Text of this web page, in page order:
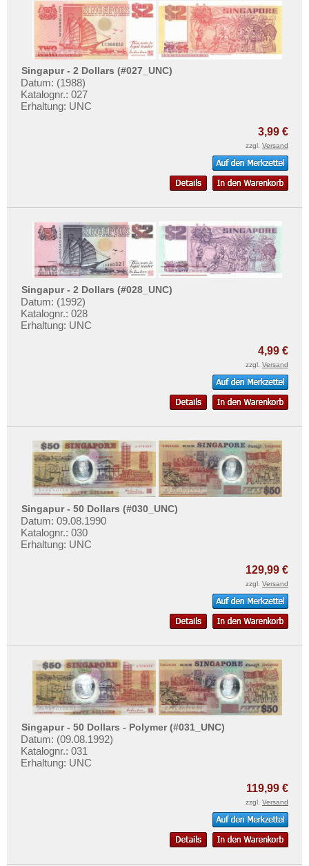
Singapur - 2 Dollars (#027_UNC)
Datum: (1988)
Katalognr.: 027
Erhaltung: UNC
3,99 €
zzgl. Versand
Singapur - 2 Dollars (#028_UNC)
Datum: (1992)
Katalognr.: 028
Erhaltung: UNC
4,99 €
zzgl. Versand
Singapur - 50 Dollars (#030_UNC)
Datum: 09.08.1990
Katalognr.: 030
Erhaltung: UNC
129,99 €
zzgl. Versand
Singapur - 50 Dollars - Polymer (#031_UNC)
Datum: (09.08.1992)
Katalognr.: 031
Erhaltung: UNC
119,99 €
zzgl. Versand